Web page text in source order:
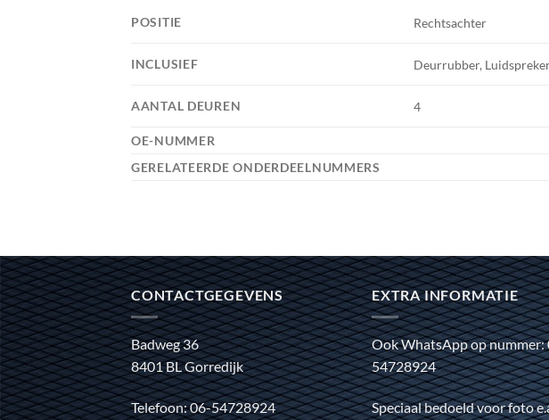
POSITIE Rechtsachter
INCLUSIEF Deurrubber,
AANTAL DEUREN 4
OE-NUMMER
GERELATEERDE ONDERDEELNUMMERS
CONTACTGEGEVENS
Badweg 36
8401 BL Gorredijk
Telefoon: 06-54728924
EXTRA INFORMATIE
Ook WhatsApp op nummer:
54728924
Speciaal bedoeld voor foto